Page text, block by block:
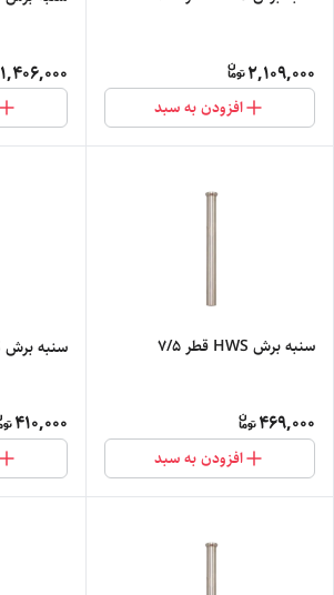
2,109,000
افزودن به سبد
1,406,000
سنبه برش HWS قطر 7/5
469,000
افزودن به سبد
سنبه برش HWS قطر 6
410,000